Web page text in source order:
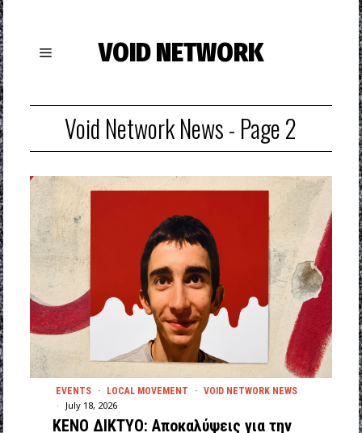
VOID NETWORK
Void Network News- Page 2
EVENTS · LOCAL MOVEMENT · VOID NETWORK NEWS
July 18, 2026
ΚΕΝΟ ΔΙΚΤΥΟ: Αποκαλύψεις για την